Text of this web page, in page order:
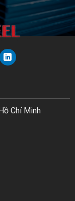
Chí Minh